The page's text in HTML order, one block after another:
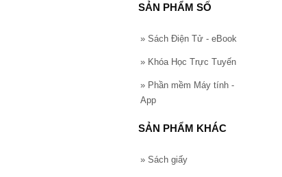
SẢN PHẨM SỐ
» Sách Điện Tử - eBook
» Khóa Học Trực Tuyến
» Phần mềm Máy tính -
App
SẢN PHẨM KHÁC
» Sách giấy